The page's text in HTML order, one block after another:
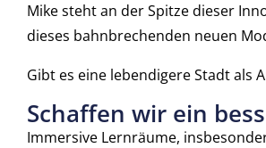
Mike steht an der Spitze dieser
dieses bahnbrechenden neuen
Gibt es eine lebendigere Stadt als
Schaffen wir ein
Immersive Lernräume,